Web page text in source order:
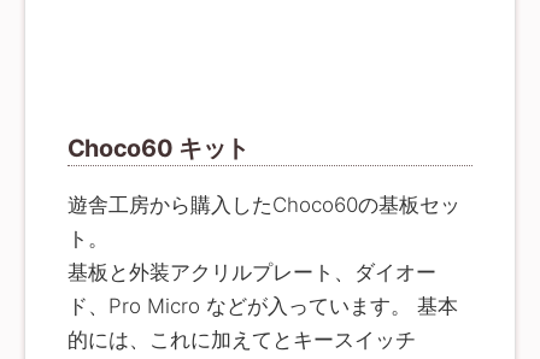
るので、過不足なく揃えるというのは難しいです。 ま
た、分割されているためちょっと長めのスペースバーが
になる点なんかもネックでした。 そんなこんなで、キー
の刻印があるという点も問題になります。なぜなら、標
準配列ではないために、違う場所にあるキーを流用する
ということが必要になってくるからです。 全部無刻印と
か、アルファベットと数字以外は無刻印だったり、絵柄
になっていたりするキーキャップが扱いやすそうに思い
ました。 キーキャップと一口に言っても様々な種類があ
るので事前に把握しておくと良いと思います。 とか未知
のワードが商品名に書かれているので混乱します。打鍵
Choco60 キット
遊舎工房から購入したChoco60の基板セッ
ト。
基板と外装アクリルプレート、ダイオー
ド、Pro Micro などが入っています。 基本
的には、これに加えてとキースイッチ